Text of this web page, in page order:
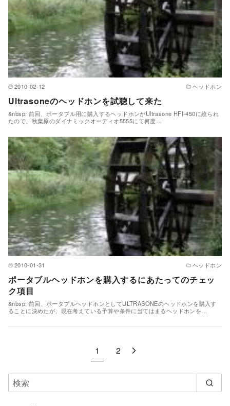
2010-02-12 ヘッドホン
Ultrasoneのヘッドホンを試聴して来た
&nbsp; 前回、ポータブル用に購入するヘッドホンがUltrasone HFI-450に絞られ
たので、秋葉原のダイナミックオーディオ5555にて何度…
2010-01-31 ヘッドホン
ポータブルヘッドホンを購入するにあたってのチェッ
ク項目
&nbsp; 前回、ポータブルヘッドホンとしてULTRASONEのヘッドホンを購入す
ることに決めたが、現在考えている予算や条件に当てはまるヘッドホンを…
1 2